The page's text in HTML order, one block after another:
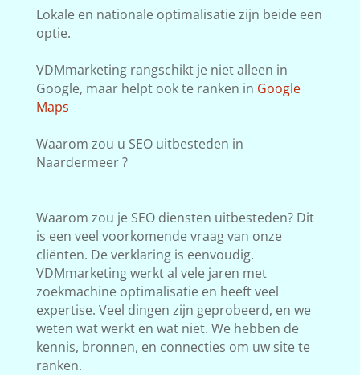
Lokale en nationale optimalisatie zijn beide een
optie.
VDMmarketing rangschikt je niet alleen in
Google, maar helpt ook te ranken in Google
Maps
Waarom zou u SEO uitbesteden in
Naardermeer ?
Waarom zou je SEO diensten uitbesteden? Dit
is een veel voorkomende vraag van onze
cliënten. De verklaring is eenvoudig.
VDMmarketing werkt al vele jaren met
zoekmachine optimalisatie en heeft veel
expertise. Veel dingen zijn geprobeerd, en we
weten wat werkt en wat niet. We hebben de
kennis, bronnen, en connecties om uw site te
ranken.